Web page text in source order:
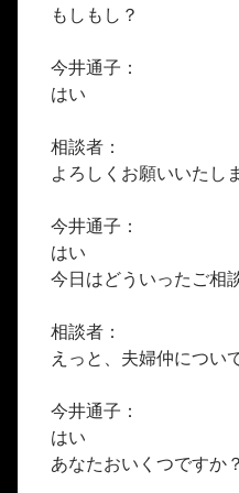
もしもし？
今井通子：
はい
相談者：
よろしくお願いいたし
今井通子：
はい
今日はどういったご相
相談者：
えっと、夫婦仲につい
今井通子：
はい
あなたおいくつですか？